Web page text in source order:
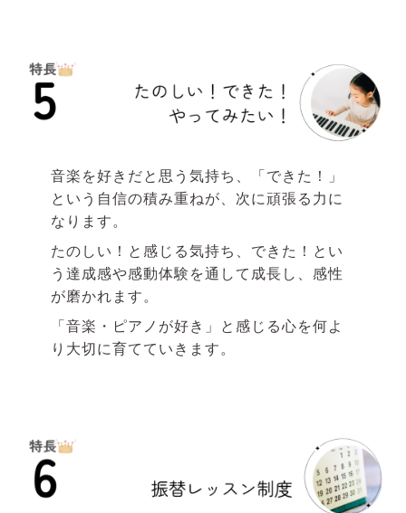
音楽を好きだと思う気持ち、「できた！」
という自信の積み重ねが、次に頑張る力に
なります。
たのしい！と感じる気持ち、できた！とい
う達成感や感動体験を通して成長し、感性
が磨かれます。
「音楽・ピアノが好き」と感じる心を何よ
り大切に育てていきます。